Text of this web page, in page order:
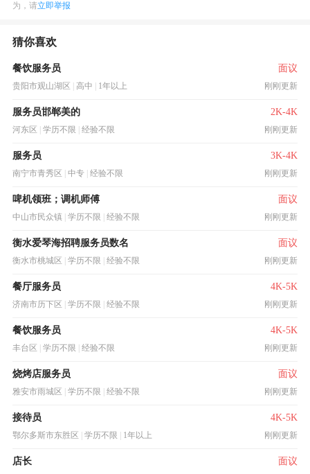
为，请立即举报
猜你喜欢
餐饮服务员 面议
贵阳市观山湖区 高中 1年以上 刚刚更新
服务员邯郸美的 2K-4K
河东区 学历不限 经验不限 刚刚更新
服务员 3K-4K
南宁市青秀区 中专 经验不限 刚刚更新
啤机领班；调机师傅 面议
中山市民众镇 学历不限 经验不限 刚刚更新
衡水爱琴海招聘服务员数名 面议
衡水市桃城区 学历不限 经验不限 刚刚更新
餐厅服务员 4K-5K
济南市历下区 学历不限 经验不限 刚刚更新
餐饮服务员 4K-5K
丰台区 学历不限 经验不限 刚刚更新
烧烤店服务员 面议
雅安市雨城区 学历不限 经验不限 刚刚更新
接待员 4K-5K
鄂尔多斯市东胜区 学历不限 1年以上 刚刚更新
店长 面议